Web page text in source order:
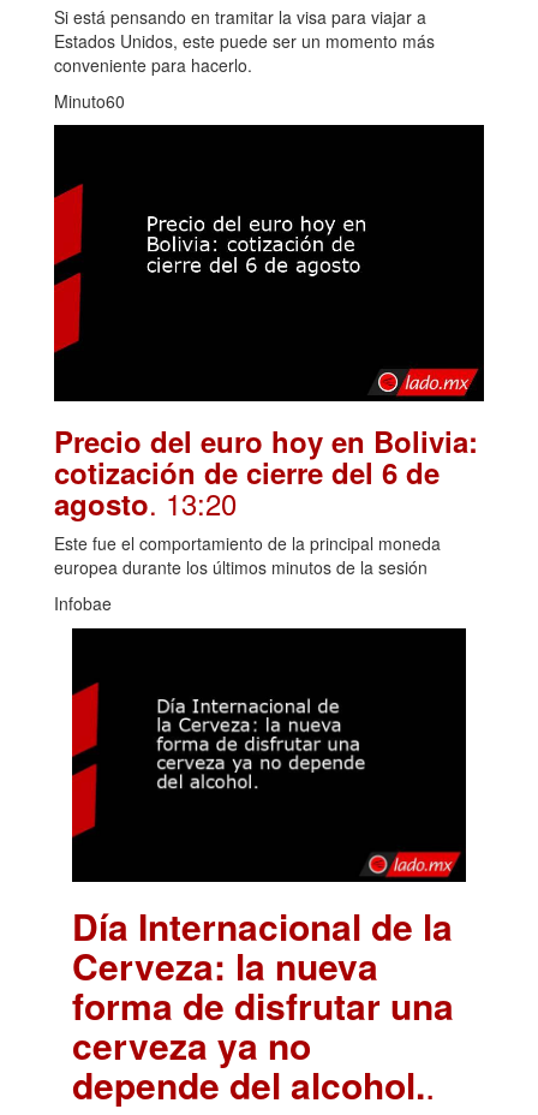
Si está pensando en tramitar la visa para viajar a
Estados Unidos, este puede ser un momento más
conveniente para hacerlo.
Minuto60
Precio del euro hoy en Bolivia:
cotización de cierre del 6 de
agosto. 13:20
Este fue el comportamiento de la principal moneda
europea durante los últimos minutos de la sesión
Infobae
Día Internacional de la
Cerveza: la nueva
forma de disfrutar una
cerveza ya no
depende del alcohol..